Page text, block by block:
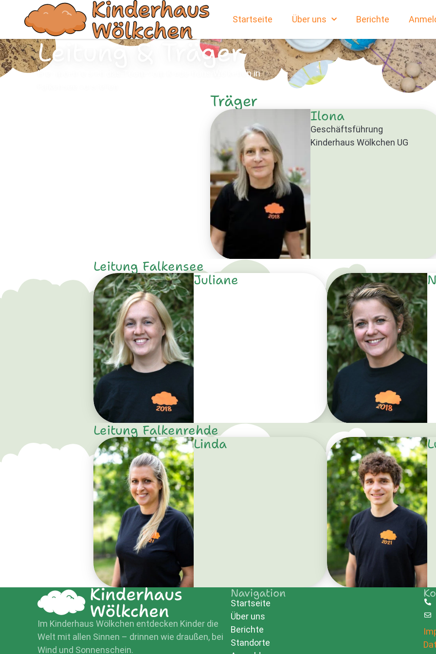
Startseite Über uns Berichte
Leitung & Träger
Hier möchte sich das Team vom Kinderhaus Wölkchen in
Träger
Ilona
Geschäftsführung
Kinderhaus Wölkchen UG
Leitung Falkensee
Juliane
Leitung Falkenrehde
Linda
Im Kinderhaus Wölkchen entdecken Kinder die
Welt mit allen Sinnen – drinnen wie draußen, bei
Wind und Sonnenschein.
Navigation
Startseite
Über uns
Berichte
Standorte